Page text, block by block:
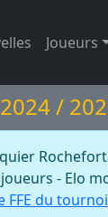
Joueurs
/
- Elo
FFE du tournoi